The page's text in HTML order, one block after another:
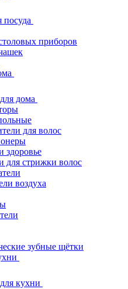
посуда
приборов
дома
для волос
здоровье
стрижки волос
воздуха
зубные щётки
кухни